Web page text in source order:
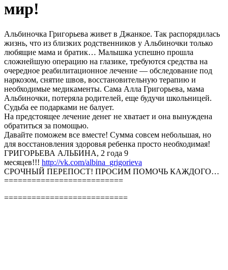
мир!
Альбиночка Григорьева живет в Джанкое. Так распорядилась
жизнь, что из близких родственников у Альбиночки только
любящие мама и братик… Малышка успешно прошла
сложнейшую операцию на глазике, требуются средства на
очередное реабилитационное лечение — обследование под
наркозом, снятие швов, восстановительную терапию и
необходимые медикаменты. Сама Алла Григорьева, мама
Альбиночки, потеряла родителей, еще будучи школьницей.
Судьба ее подарками не балует.
На предстоящее лечение денег не хватает и она вынуждена
обратиться за помощью.
Давайте поможем все вместе! Сумма совсем небольшая, но
для восстановления здоровья ребенка просто необходимая!
ГРИГОРЬЕВА АЛЬБИНА, 2 года 9
месяцев!!! http://vk.com/albina_grigorieva
СРОЧНЫЙ ПЕРЕПОСТ! ПРОСИМ ПОМОЧЬ КАЖДОГО…
==========================
===========================